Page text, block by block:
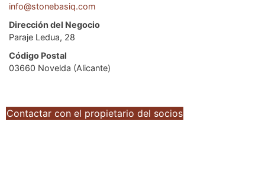
info@stonebasiq.com
Dirección del Negocio
Paraje Ledua, 28
Código Postal
03660 Novelda (Alicante)
Contactar con el propietario del socios